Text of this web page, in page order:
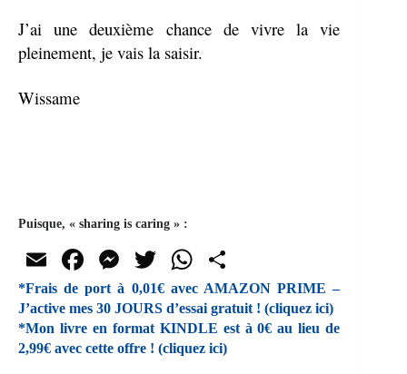
J’ai une deuxième chance de vivre la vie
pleinement, je vais la saisir.
Wissame
Puisque, « sharing is caring » :
E
m
ail
Fa
ce
bo
ok
M
es
se
ng
T
wi
tte
r
W
ha
ts
A
rt
ag
*Frais de port à 0,01€ avec AMAZON PRIME –
J’active mes 30 JOURS d’essai gratuit ! (cliquez ici)
*Mon livre en format KINDLE est à 0€ au lieu de
2,99€ avec cette offre ! (cliquez ici)